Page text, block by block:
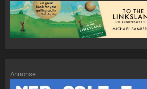
Annonse